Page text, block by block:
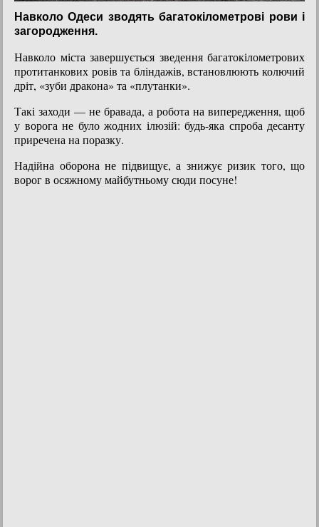
Навколо Одеси зводять багатокілометрові рови і
загородження.
Навколо міста завершується зведення багатокілометрових
протитанкових ровів та бліндажів, встановлюють колючий
дріт, «зуби дракона» та «плутанки».
Такі заходи — не бравада, а робота на випередження, щоб
у ворога не було жодних ілюзій: будь-яка спроба десанту
приречена на поразку.
Надійна оборона не підвищує, а знижує ризик того, що
ворог в осяжному майбутньому сюди посуне!